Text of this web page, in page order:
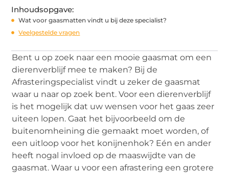
Inhoudsopgave:
Wat voor gaasmatten vindt u bij deze specialist?
Veelgestelde vragen
Bent u op zoek naar een mooie gaasmat om een
dierenverblijf mee te maken? Bij de
Afrasteringspecialist vindt u zeker de gaasmat
waar u naar op zoek bent. Voor een dierenverblijf
is het mogelijk dat uw wensen voor het gaas zeer
uiteen lopen. Gaat het bijvoorbeeld om de
buitenomheining die gemaakt moet worden, of
een uitloop voor het konijnenhok? Eén en ander
heeft nogal invloed op de maaswijdte van de
gaasmat. Waar u voor een afrastering een grotere